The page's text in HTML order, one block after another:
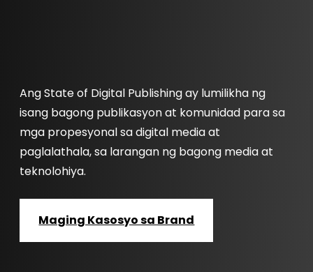
Ang State of Digital Publishing ay lumilikha ng
isang bagong publikasyon at komunidad para sa
mga propesyonal sa digital media at
paglalathala, sa larangan ng bagong media at
teknolohiya.
Maging Kasosyo sa Brand